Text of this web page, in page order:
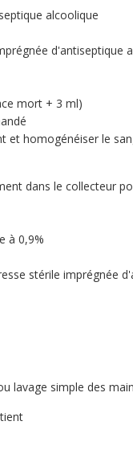
alcoolique
d'antiseptique
mort + 3 ml)
et homogénéiser le
dans le collecteur
à 0,9%
stérile imprégnée
lavage simple des